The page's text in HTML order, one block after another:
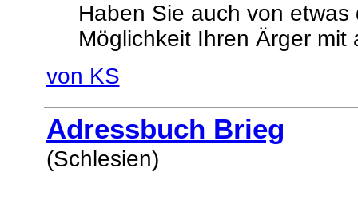
Haben Sie auch von
Möglichkeit Ihren Ärger mit
von KS
Adressbuch Brieg
(Schlesien)